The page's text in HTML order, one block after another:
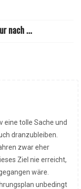
nach ...
eine tolle Sache und
dranzubleiben.
zwar eher
Ziel nie erreicht,
wäre.
unbedingt